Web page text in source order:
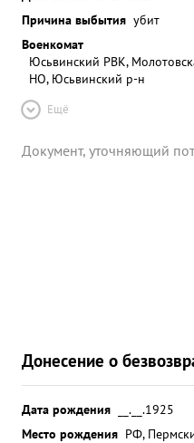
Причина выбытия убит
Военкомат
Юсьвинский РВК,
НО, Юсьвинский р-н
Ещё
Документ, уточняющий
Донесение о
Дата рождения
__.__.1925
Место рождения РФ,